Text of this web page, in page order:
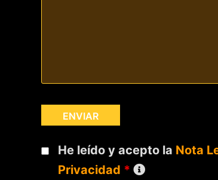
He leído y acepto la Nota
Privacidad *